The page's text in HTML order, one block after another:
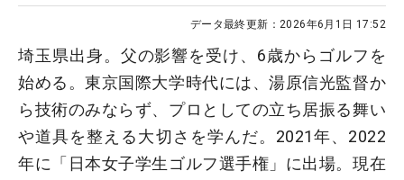
データ最終更新： 2026年6月1日 17:52
埼玉県出身。父の影響を受け、6歳からゴルフを
始める。東京国際大学時代には、湯原信光監督か
ら技術のみならず、プロとしての立ち居振る舞い
や道具を整える大切さを学んだ。2021年、2022
年に「日本女子学生ゴルフ選手権」に出場。現在